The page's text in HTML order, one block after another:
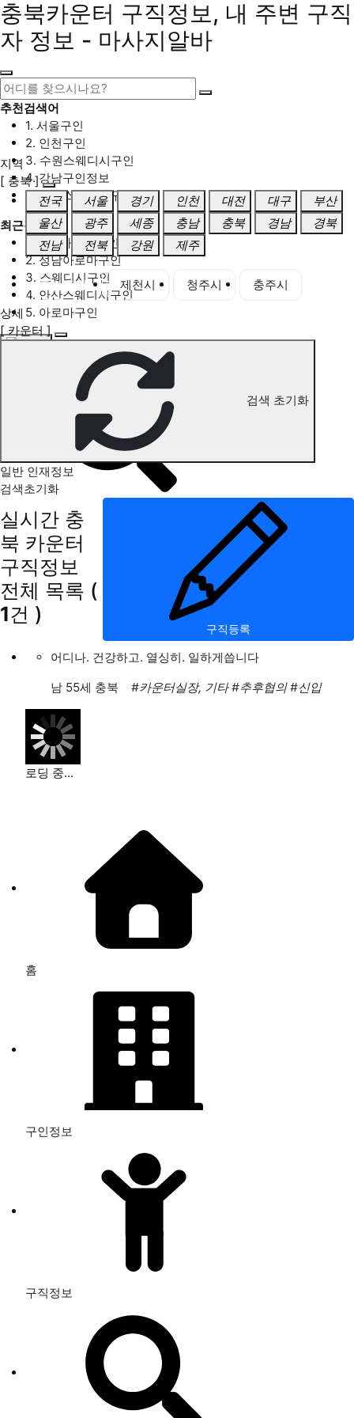
충북카운터 구직정보, 내 주변 구직
자 정보 - 마사지알바
추천검색어
1. 서울구인
2. 인천구인
3. 수원스웨디시구인
4. 강남구인정보
5. 동탄스웨디시구인
최근검색어
1. 일산마사지구인
2. 성남아로마구인
3. 스웨디시구인
4. 안산스웨디시구인
5. 아로마구인
충북 카운터 구직정보
지역
[ 충북 ]
전국
서울 경기 인천 대전 대구
부산
울산
광주 세종 충남 충북 경남
경북
전남
전북 강원 제주
충북 전체 제천시 청주시
충주시
상세
[ 카운터 ]
검색 초기화
일반 인재정보
검색초기화
실시간 충
북 카운터
구직정보
전체 목록 (
1건 )
구직등록
어디나. 건강하고. 열싱히. 일하게씁니다
남 55세 충북 #카운터실장, 기타 #추후협의 #신입
로딩 중...
홈
구인정보
구직정보